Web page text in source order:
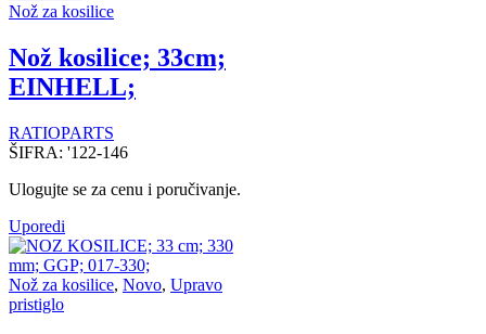
Nož za kosilice
Nož kosilice; 33cm;
EINHELL;
RATIOPARTS
ŠIFRA: '122-146
Ulogujte se za cenu i poručivanje.
Uporedi
Nož za kosilice, Novo, Upravo
pristiglo